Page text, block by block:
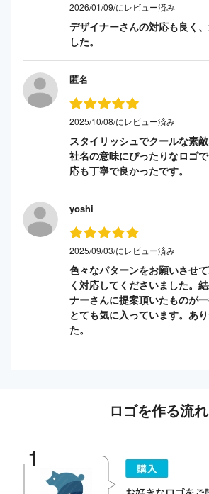
2026/01/09/にレビュー済み
デザイナーさんの対応も良く
した。
匿名
2025/10/08/にレビュー済み
スタイリッシュでクールな素
社名の意味にぴったりなロゴ
応も丁寧で良かったです。
yoshi
2025/09/03/にレビュー済み
色々なパターンをお願いさせ
く対応してくださいました。
ナーさんに提案頂いたものが一
とても気に入っています。あ
た。
ロゴを作る流れ